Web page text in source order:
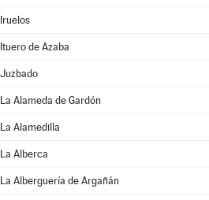
Iruelos
Ituero de Azaba
Juzbado
La Alameda de Gardón
La Alamedilla
La Alberca
La Alberguería de Argañán